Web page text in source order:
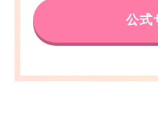
公式